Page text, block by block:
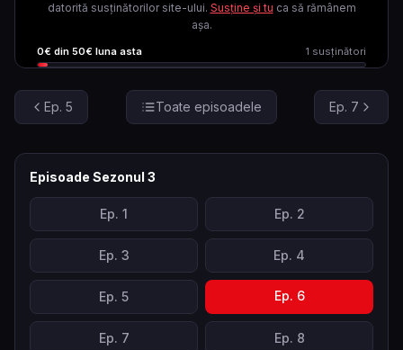
datorită susținătorilor site-ului. Susține și tu ca să rămânem
așa.
0€ din 50€ luna asta 1 susținători
Ep. 5 Toate episoadele Ep. 7
Episoade Sezonul 3
Ep. 1 Ep. 2
Ep. 3 Ep. 4
Ep. 5 Ep. 6
Ep. 7 Ep. 8